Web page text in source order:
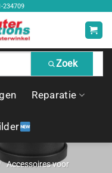
234709
Zoek
Reparatie
/ Accessoires voor